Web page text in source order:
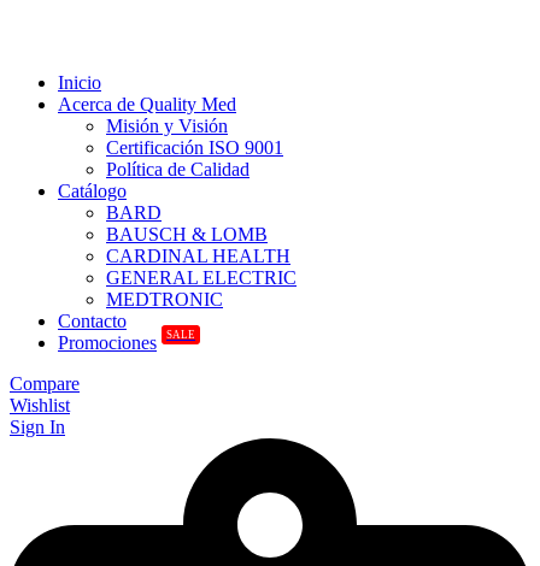
Inicio
Acerca de Quality Med
Misión y Visión
Certificación ISO 9001
Política de Calidad
Catálogo
BARD
BAUSCH & LOMB
CARDINAL HEALTH
GENERAL ELECTRIC
MEDTRONIC
Contacto
Promociones
SALE
Compare
Wishlist
Sign In